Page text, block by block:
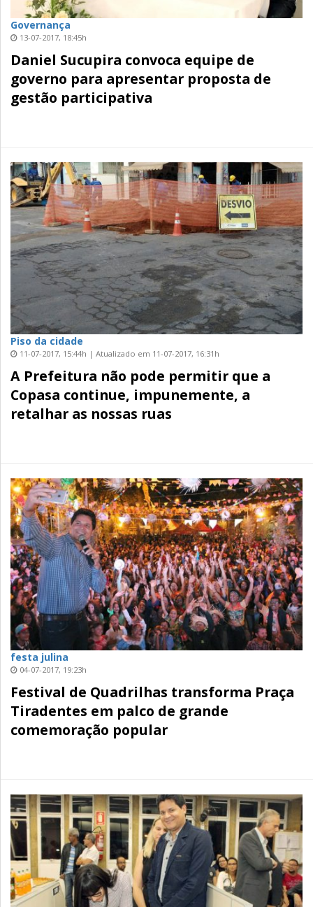
Governança
13-07-2017, 18:45h
Daniel Sucupira convoca equipe de
governo para apresentar proposta de
gestão participativa
Piso da cidade
11-07-2017, 15:44h | Atualizado em 11-07-2017, 16:31h
A Prefeitura não pode permitir que a
Copasa continue, impunemente, a
retalhar as nossas ruas
festa julina
04-07-2017, 19:23h
Festival de Quadrilhas transforma Praça
Tiradentes em palco de grande
comemoração popular